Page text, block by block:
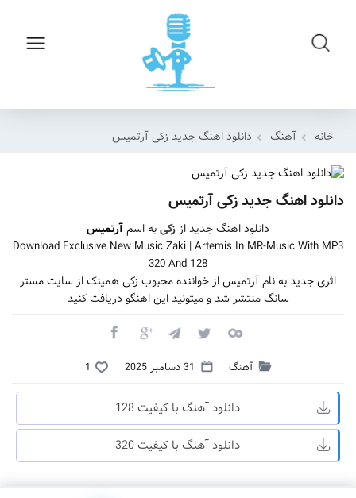
خانه آهنگ دانلود اهنگ جدید زکی آرتمیس
دانلود اهنگ جدید زکی آرتمیس
دانلود اهنگ جدید از زکیبه اسمآرتمیس
Download Exclusive New Music Zaki | Artemis In MR-Music With MP3
320 And 128
اثری جدید به نام آرتمیس از خواننده محبوب زکی همینک از سایت مستر
سانگ منتشر شد و میتونید این اهنگو دریافت کنید
آهنگ 31 دسامبر 2025 1
دانلود آهنگ با کیفیت 128
دانلود آهنگ با کیفیت 320